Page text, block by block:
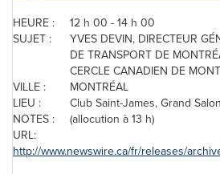
HEURE :
12 h 00 - 14 h 00
SUJET :
YVES DEVIN, DIRECTEUR
DE TRANSPORT DE
CERCLE CANADIEN DE
VILLE :
MONTRÉAL
LIEU :
Club Saint-James, Grand
NOTES :
(allocution à 13 h)
URL:
http://www.newswire.ca/fr/releases/